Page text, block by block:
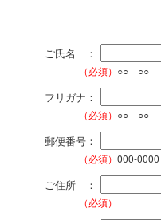
ご氏名 ：
（必須） ○○ ○○
フリガナ：
（必須） ○○ ○○
郵便番号：
（必須） 000-0000
ご住所 ：
（必須）